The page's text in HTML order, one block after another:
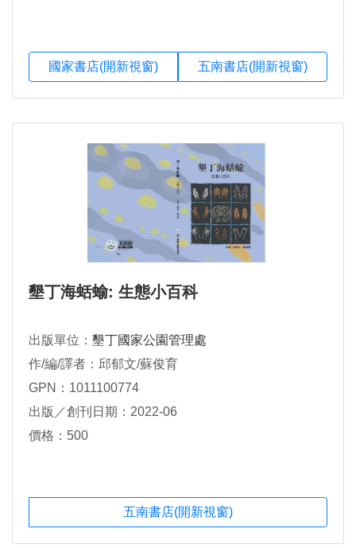
國家書店(開新視窗) 五南書店(開新視窗)
墾丁海蛞蝓: 生態小百科
出版單位： 墾丁國家公園管理處
作/編/譯者：邱郁文/蘇俊育
GPN：1011100774
出版／創刊日期：2022-06
價格：500
五南書店(開新視窗)